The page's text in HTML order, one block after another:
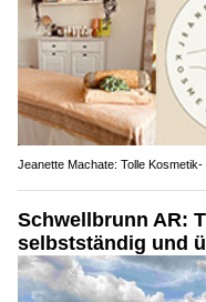
Jeanette Machate: Tolle
Schwellbrunn AR:
selbstständig und